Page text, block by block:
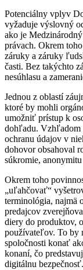
Potenciálny vplyv
vyžaduje výslovný
ako je
právach. Okrem
záruky a záruky
časti. Bez takýchto
nesúhlasu a
Jednou z oblastí
ktoré by mohli
umožniť prístup k
dohľadu. Vzhľadom
ochranu údajov v
dohovor obsahoval
súkromie,
Okrem toho
„uľahčovať“
terminológia, najmä
predajcov
diery do produktov,
používateľov. To by
spoločnosti konať
konaní, čo
digitálnu bezpečnosť.